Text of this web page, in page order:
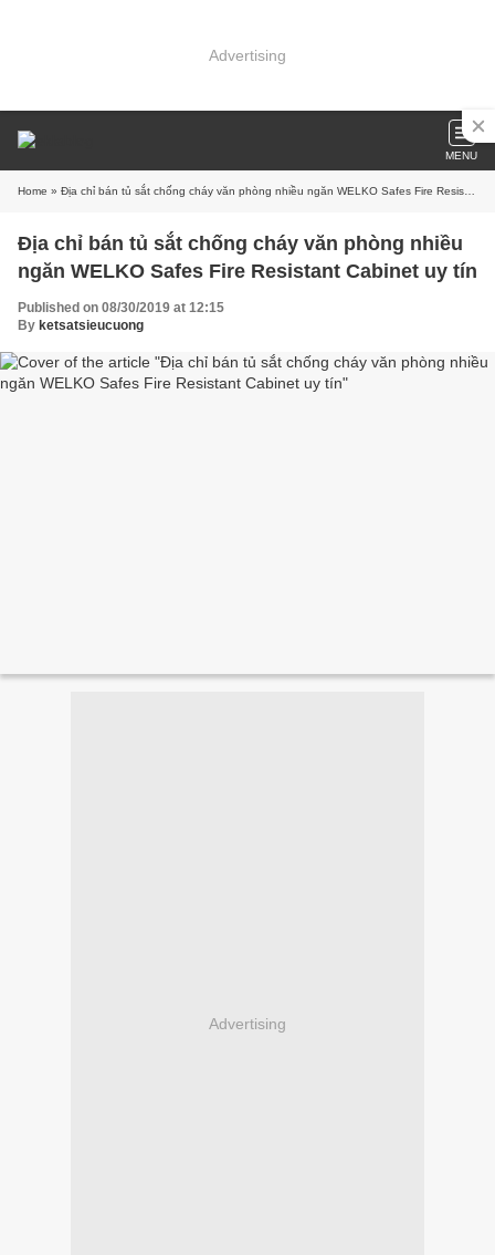
Advertising
MENU
Home » Địa chỉ bán tủ sắt chống cháy văn phòng nhiều ngăn WELKO Safes Fire Resistant Cabinet uy tín
Địa chỉ bán tủ sắt chống cháy văn phòng nhiều
ngăn WELKO Safes Fire Resistant Cabinet uy tín
Published on 08/30/2019 at 12:15
By ketsatsieucuong
Advertising